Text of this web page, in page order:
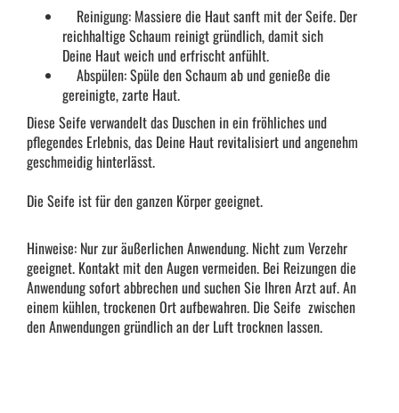
Reinigung: Massiere die Haut sanft mit der Seife. Der
reichhaltige Schaum reinigt gründlich, damit sich
Deine Haut weich und erfrischt anfühlt.
Abspülen: Spüle den Schaum ab und genieße die
gereinigte, zarte Haut.
Diese Seife verwandelt das Duschen in ein fröhliches und
pflegendes Erlebnis, das Deine Haut revitalisiert und angenehm
geschmeidig hinterlässt.
Die Seife ist für den ganzen Körper geeignet.
Hinweise: Nur zur äußerlichen Anwendung. Nicht zum Verzehr
geeignet. Kontakt mit den Augen vermeiden. Bei Reizungen die
Anwendung sofort abbrechen und suchen Sie Ihren Arzt auf. An
einem kühlen, trockenen Ort aufbewahren. Die Seife zwischen
den Anwendungen gründlich an der Luft trocknen lassen.